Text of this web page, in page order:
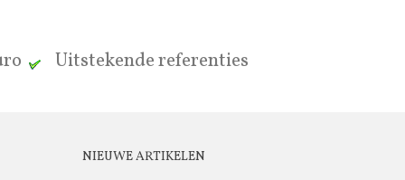
Uitstekende referenties
NIEUWE ARTIKELEN